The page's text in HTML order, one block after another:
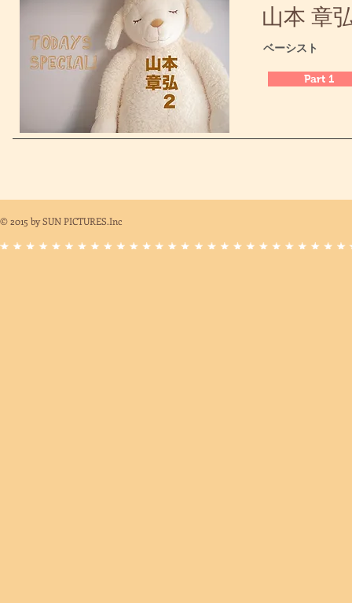
山本 章
​ベーシスト
Part 1
© 2015 by SUN PICTURES.Inc